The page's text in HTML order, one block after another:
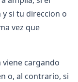
y si tu direccion o
vez que
viene cargando
o, al contrario, si